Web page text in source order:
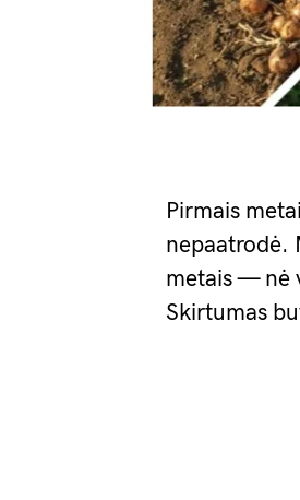
Pirmais
nepaatrodė.
metais — nė
Skirtumas